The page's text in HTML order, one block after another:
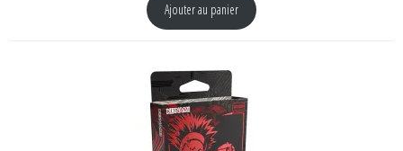
Ajouter au panier